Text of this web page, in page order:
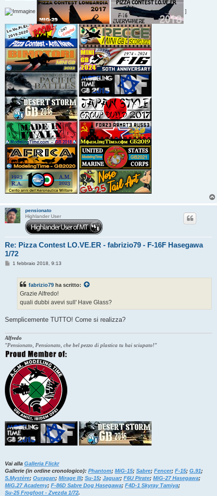
]
pensionato
Highlander User
Re: Pizza Contest LO.VE.ER - fabrizio79 - F-16F Hasegawa
1/72
M1 febbraio 2018, 9:13
fabrizio79 ha scritto:
Grazie Alfredo!
quali dubbi avevi sull' Have Glass?
Semplicemente TUTTO! Come si realizza?
Alfredo
"Pensionato, Pensionato, che bel pezzo di plastica tu hai sciupato!"
Vai alla Galleria Flickr
Gallerie (in ordine cronologico): Phantom; MiG-15; Sabre; Fencer; F-15; G.91;
S.Mystère; Ouragan; Mirage III; Su-15; Jaguar; F6U Pirate; MiG-27 Hasegawa;
MiG.27 Academy; F-86D Sabre Dog Hasegawa; F4D-1 Skyray Tamiya;
Su-25 Frogfoot - Zvezda 1/72.